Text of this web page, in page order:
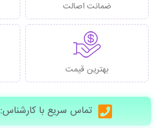
ضمانت اصالت
بهترین قیمت
تماس سریع با کارشناس: 09126889578